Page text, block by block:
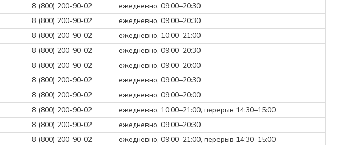
8 (800) 200-90-02
ежедневно, 09:00–20:30
8 (800) 200-90-02
ежедневно, 09:00–20:30
8 (800) 200-90-02
ежедневно, 10:00–21:00
8 (800) 200-90-02
ежедневно, 09:00–20:30
8 (800) 200-90-02
ежедневно, 09:00–20:00
8 (800) 200-90-02
ежедневно, 09:00–20:30
8 (800) 200-90-02
ежедневно, 09:00–20:00
8 (800) 200-90-02
ежедневно, 10:00–21:00, перерыв 14:30–15:00
8 (800) 200-90-02
ежедневно, 09:00–20:30
8 (800) 200-90-02
ежедневно, 09:00–21:00, перерыв 14:30–15:00